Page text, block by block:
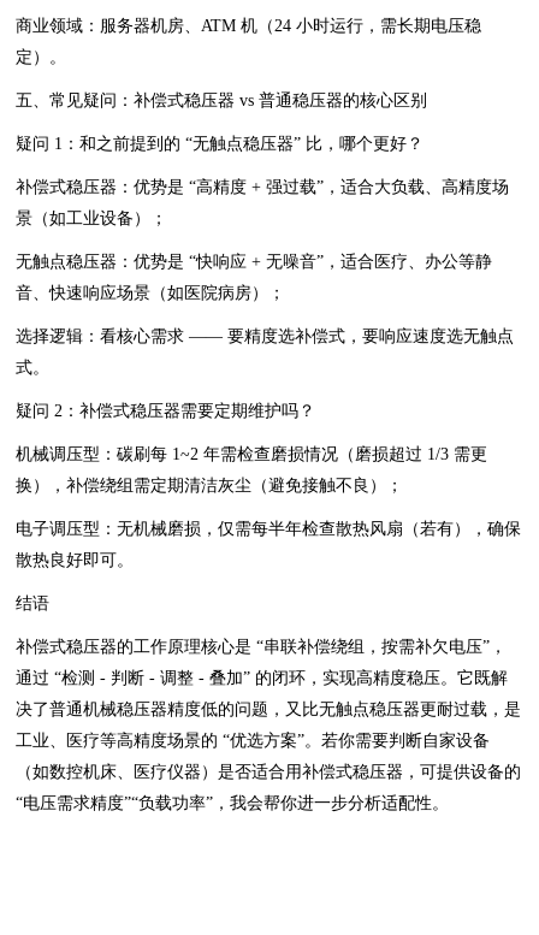
商业领域：服务器机房、ATM 机（24 小时运行，需长期电压稳
定）。
五、常见疑问：补偿式稳压器 vs 普通稳压器的核心区别
疑问 1：和之前提到的 “无触点稳压器” 比，哪个更好？
补偿式稳压器：优势是 “高精度 + 强过载”，适合大负载、高精度场
景（如工业设备）；
无触点稳压器：优势是 “快响应 + 无噪音”，适合医疗、办公等静
音、快速响应场景（如医院病房）；
选择逻辑：看核心需求 —— 要精度选补偿式，要响应速度选无触点
式。
疑问 2：补偿式稳压器需要定期维护吗？
机械调压型：碳刷每 1~2 年需检查磨损情况（磨损超过 1/3 需更
换），补偿绕组需定期清洁灰尘（避免接触不良）；
电子调压型：无机械磨损，仅需每半年检查散热风扇（若有），确保
散热良好即可。
结语
补偿式稳压器的工作原理核心是 “串联补偿绕组，按需补欠电压”，
通过 “检测 - 判断 - 调整 - 叠加” 的闭环，实现高精度稳压。它既解
决了普通机械稳压器精度低的问题，又比无触点稳压器更耐过载，是
工业、医疗等高精度场景的 “优选方案”。若你需要判断自家设备
（如数控机床、医疗仪器）是否适合用补偿式稳压器，可提供设备的
“电压需求精度”“负载功率”，我会帮你进一步分析适配性。